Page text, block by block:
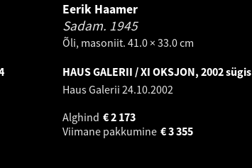
Eerik Haamer
Sadam. 1945
Õli, masoniit. 41.0 × 33.0 cm
HAUS GALERII / XI OKSJON, 2002 sügis
Haus Galerii 24.10.2002
Alghind
2 173
€
Viimane pakkumine
3 355
€